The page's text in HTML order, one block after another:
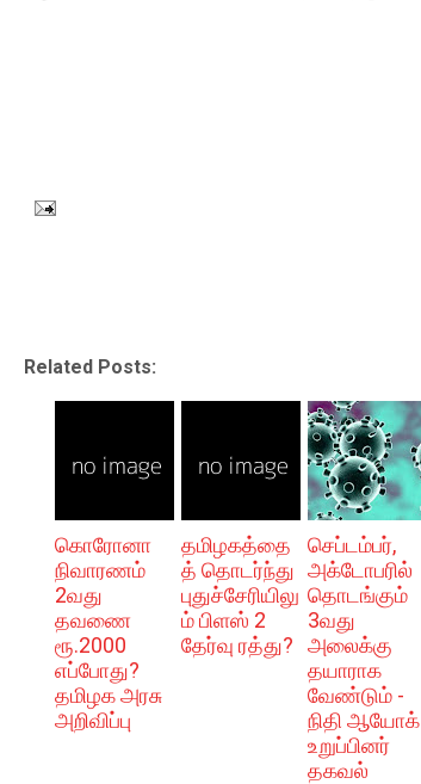
Related Posts:
கொரோனா
நிவாரணம்
2வது
தவணை
ரூ.2000
எப்போது?
தமிழக அரசு
அறிவிப்பு
தமிழகத்தை
த் தொடர்ந்து
புதுச்சேரியிலு
ம் பிளஸ் 2
தேர்வு ரத்து?
செப்டம்பர்,
அக்டோபரில்
தொடங்கும்
3வது
அலைக்கு
தயாராக
வேண்டும் -
நிதி ஆயோக்
உறுப்பினர்
தகவல்